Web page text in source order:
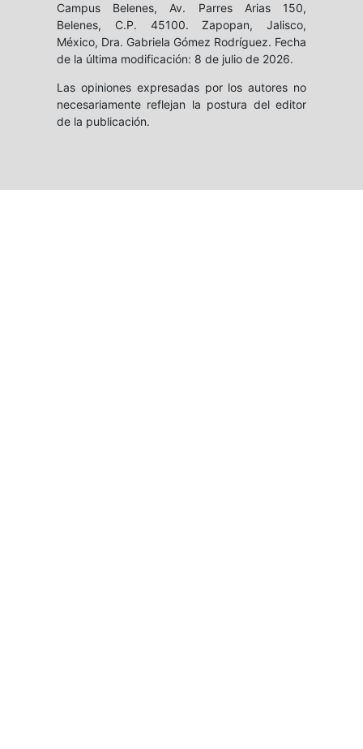
Campus Belenes, Av. Parres Arias 150,
Belenes, C.P. 45100. Zapopan, Jalisco,
México, Dra. Gabriela Gómez Rodríguez. Fecha
de la última modificación: 8 de julio de 2026.
Las opiniones expresadas por los autores no
necesariamente reflejan la postura del editor
de la publicación.